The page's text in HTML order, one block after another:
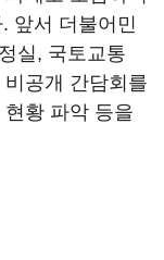
앞서 더불어민
실, 국토교통
공개 간담회를
황 파악 등을